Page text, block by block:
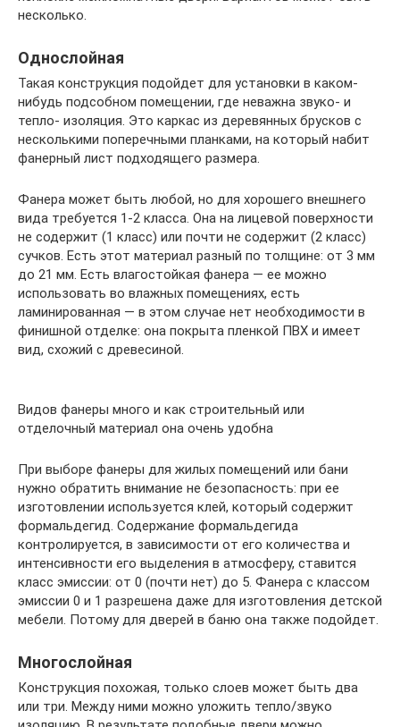
несколько.
Однослойная
Такая конструкция подойдет для установки в каком-
нибудь подсобном помещении, где неважна звуко- и
тепло- изоляция. Это каркас из деревянных брусков с
несколькими поперечными планками, на который набит
фанерный лист подходящего размера.
Фанера может быть любой, но для хорошего внешнего
вида требуется 1-2 класса. Она на лицевой поверхности
не содержит (1 класс) или почти не содержит (2 класс)
сучков. Есть этот материал разный по толщине: от 3 мм
до 21 мм. Есть влагостойкая фанера — ее можно
использовать во влажных помещениях, есть
ламинированная — в этом случае нет необходимости в
финишной отделке: она покрыта пленкой ПВХ и имеет
вид, схожий с древесиной.
Видов фанеры много и как строительный или
отделочный материал она очень удобна
При выборе фанеры для жилых помещений или бани
нужно обратить внимание не безопасность: при ее
изготовлении используется клей, который содержит
формальдегид. Содержание формальдегида
контролируется, в зависимости от его количества и
интенсивности его выделения в атмосферу, ставится
класс эмиссии: от 0 (почти нет) до 5. Фанера с классом
эмиссии 0 и 1 разрешена даже для изготовления детской
мебели. Потому для дверей в баню она также подойдет.
Многослойная
Конструкция похожая, только слоев может быть два
или три. Между ними можно уложить тепло/звуко